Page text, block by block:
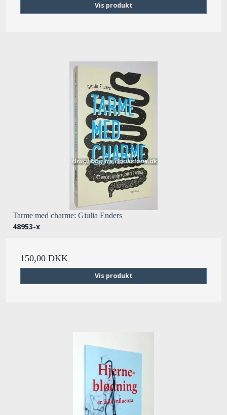
Vis produkt
Tarme med charme: Giulia Enders
48953-x
150,00 DKK
Vis produkt